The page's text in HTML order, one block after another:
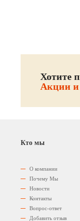
Хотите
Акции
Кто мы
О компании
Почему Мы
Новости
Контакты
Вопрос-ответ
Добавить отзыв